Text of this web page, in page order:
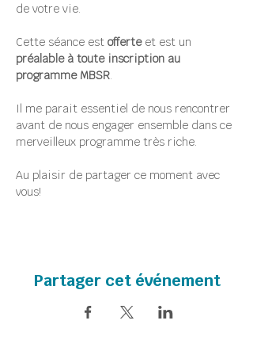
de votre vie.
Cette séance est offerte et est un
préalable à toute inscription au
programme MBSR.
Il me parait essentiel de nous rencontrer
avant de nous engager ensemble dans ce
merveilleux programme très riche.
Au plaisir de partager ce moment avec
vous!
Partager cet événement